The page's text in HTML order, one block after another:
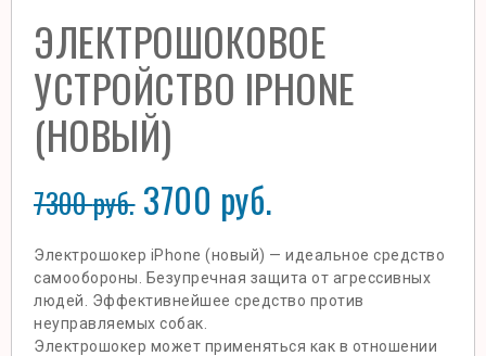
ЭЛЕКТРОШОКОВОЕ
УСТРОЙСТВО IPHONE
(НОВЫЙ)
7300руб. 3700 руб.
Электрошокер iPhone (новый) — идеальное средство
самообороны. Безупречная защита от агрессивных
людей. Эффективнейшее средство против
неуправляемых собак.
Электрошокер может применяться как в отношении